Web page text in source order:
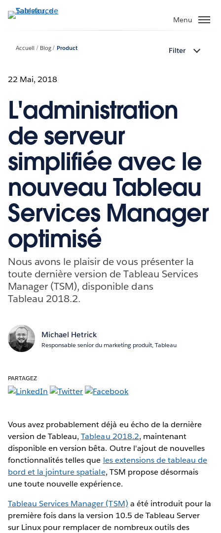
Aller
au
Menu
Accueil Blog Product Filter
22 Mai, 2018
L'administration
de serveur
simplifiée avec le
nouveau Tableau
Services Manager
optimisé
Nous avons le plaisir de vous présenter la
toute dernière version de Tableau Services
Manager (TSM), disponible dans
Tableau 2018.2.
Michael Hetrick
Responsable senior du marketing produit, Tableau
PARTAGEZ
Vous avez probablement déjà eu écho de la dernière
version de Tableau,Tableau 2018.2, maintenant
disponible en version bêta. Outre l'ajout de nouvelles
fonctionnalités telles que les extensions de tableau de
bord et la jointure spatiale, TSM propose désormais
une toute nouvelle expérience.
Tableau Services Manager (TSM) a été introduit pour la
première fois dans la version 10.5 de Tableau Server
sur Linux pour remplacer de nombreux outils des